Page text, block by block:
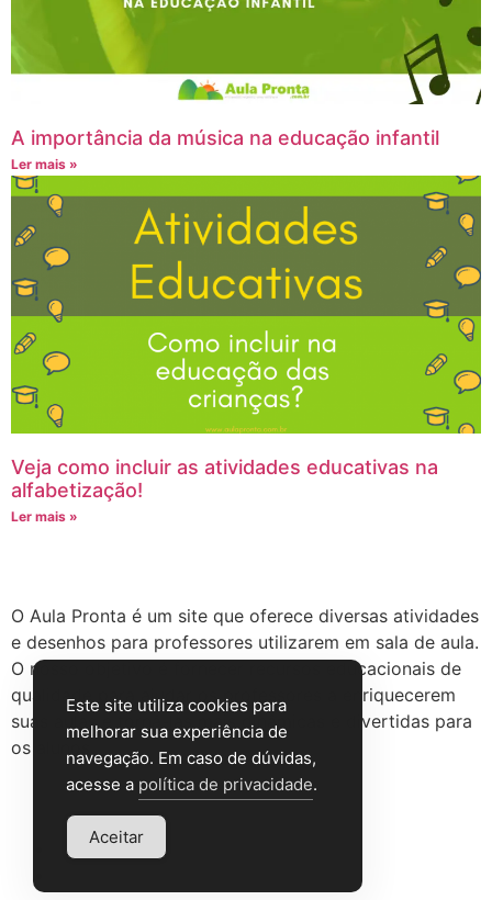
A importância da música na educação infantil
Ler mais »
Veja como incluir as atividades educativas na
alfabetização!
Ler mais »
O Aula Pronta é um site que oferece diversas atividades
e desenhos para professores utilizarem em sala de aula.
O nosso objetivo é fornecer recursos educacionais de
qualidade para ajudar os professores a enriquecerem
suas aulas e torná-las mais dinâmicas e divertidas para
os alunos.
Política de privacidade
Este site utiliza cookies para
melhorar sua experiência de
navegação. Em caso de dúvidas,
acesse a política de privacidade.
Aceitar